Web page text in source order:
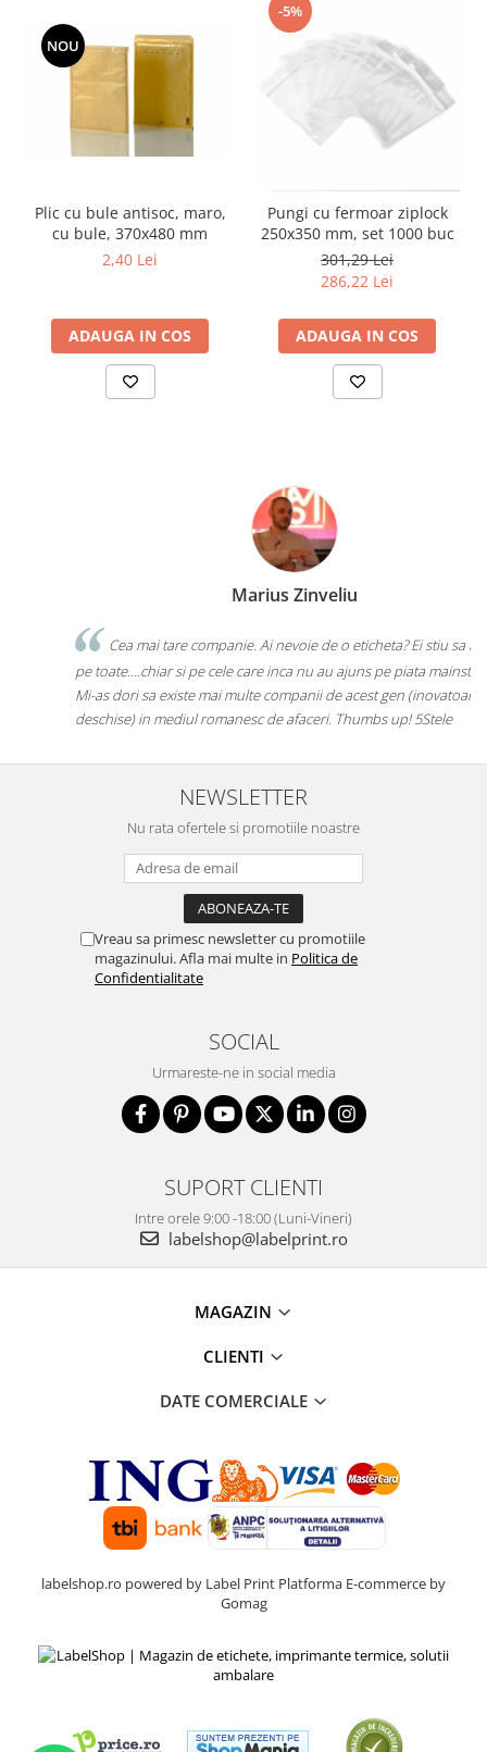
NOU
Plic cu bule antisoc, maro,
cu bule, 370x480 mm
2,40 Lei
ADAUGA IN COS
-5%
Pungi cu fermoar ziplock
250x350 mm, set 1000 buc
301,29 Lei
286,22 Lei
ADAUGA IN COS
Marius Zinveliu
Cea mai tare companie. Ai nevoie de o eticheta? Ei stiu sa le faca
pe toate....chiar si pe cele care inca nu au ajuns pe piata mainstream.
Mi-as dori sa existe mai multe companii de acest gen (inovatoare si
deschise) in mediul romanesc de afaceri. Thumbs up! 5Stele
NEWSLETTER
Nu rata ofertele si promotiile noastre
Vreau sa primesc newsletter cu promotiile
magazinului. Afla mai multe in Politica de
Confidentialitate
SOCIAL
Urmareste-ne in social media
SUPORT CLIENTI
Intre orele 9:00 -18:00 (Luni-Vineri)
labelshop@labelprint.ro
MAGAZIN
CLIENTI
DATE COMERCIALE
labelshop.ro powered by Label Print Platforma E-commerce by
Gomag